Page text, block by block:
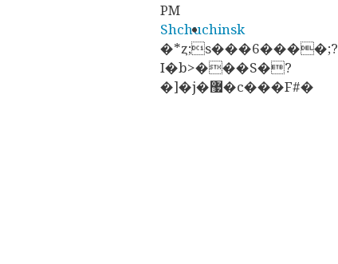
PM
Shchuchinsk
�*ȥ;s���6����;?
I�b>���S�?
�]�j�޷�c���F#�